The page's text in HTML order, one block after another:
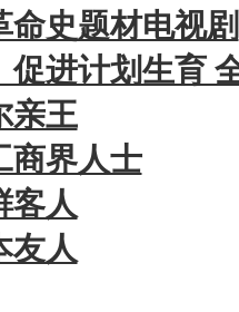
命史题材电视剧
进计划生育
亲王
商界人士
客人
友人